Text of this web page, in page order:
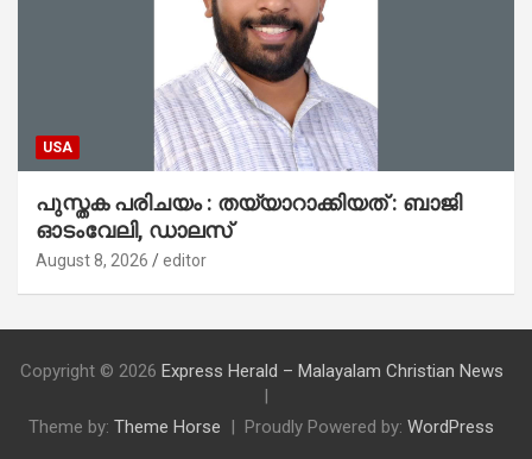
USA
പുസ്തക പരിചയം : തയ്യാറാക്കിയത് : ബാജി
ഓടംവേലി, ഡാലസ്
August 8, 2026 editor
Copyright © 2026 Express Herald – Malayalam Christian News
Theme by: Theme Horse Proudly Powered by: WordPress